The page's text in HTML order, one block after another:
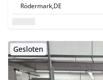
Rödermark,DE
Gesloten